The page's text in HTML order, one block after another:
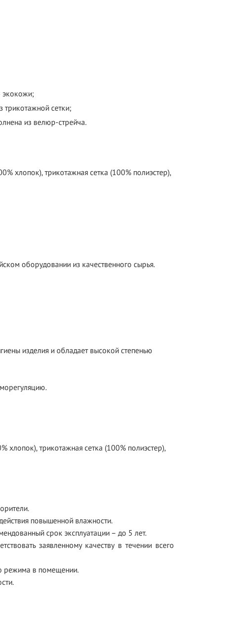
экокожи;
сетки;
из велюр-стрейча.
хлопок), трикотажная сетка (100% полиэстер),
оборудовании из качественного сырья.
изделия и обладает высокой степенью
хлопок), трикотажная сетка (100% полиэстер),
повышенной влажности.
срок эксплуатации – до 5 лет.
заявленному качеству в течении всего
режима в помещении.